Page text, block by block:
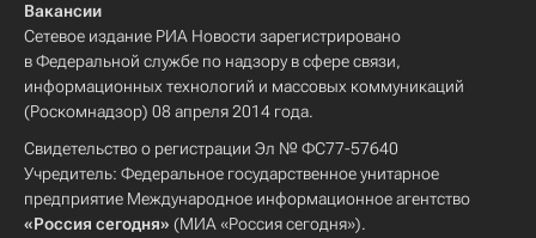
Вакансии
Сетевое издание РИА Новости зарегистрировано
в Федеральной службе по надзору в сфере связи,
информационных технологий и массовых коммуникаций
(Роскомнадзор) 08 апреля 2014 года.
Свидетельство о регистрации Эл № ФС77-57640
Учредитель: Федеральное государственное унитарное
предприятие Международное информационное агентство
«Россия сегодня» (МИА «Россия сегодня»).